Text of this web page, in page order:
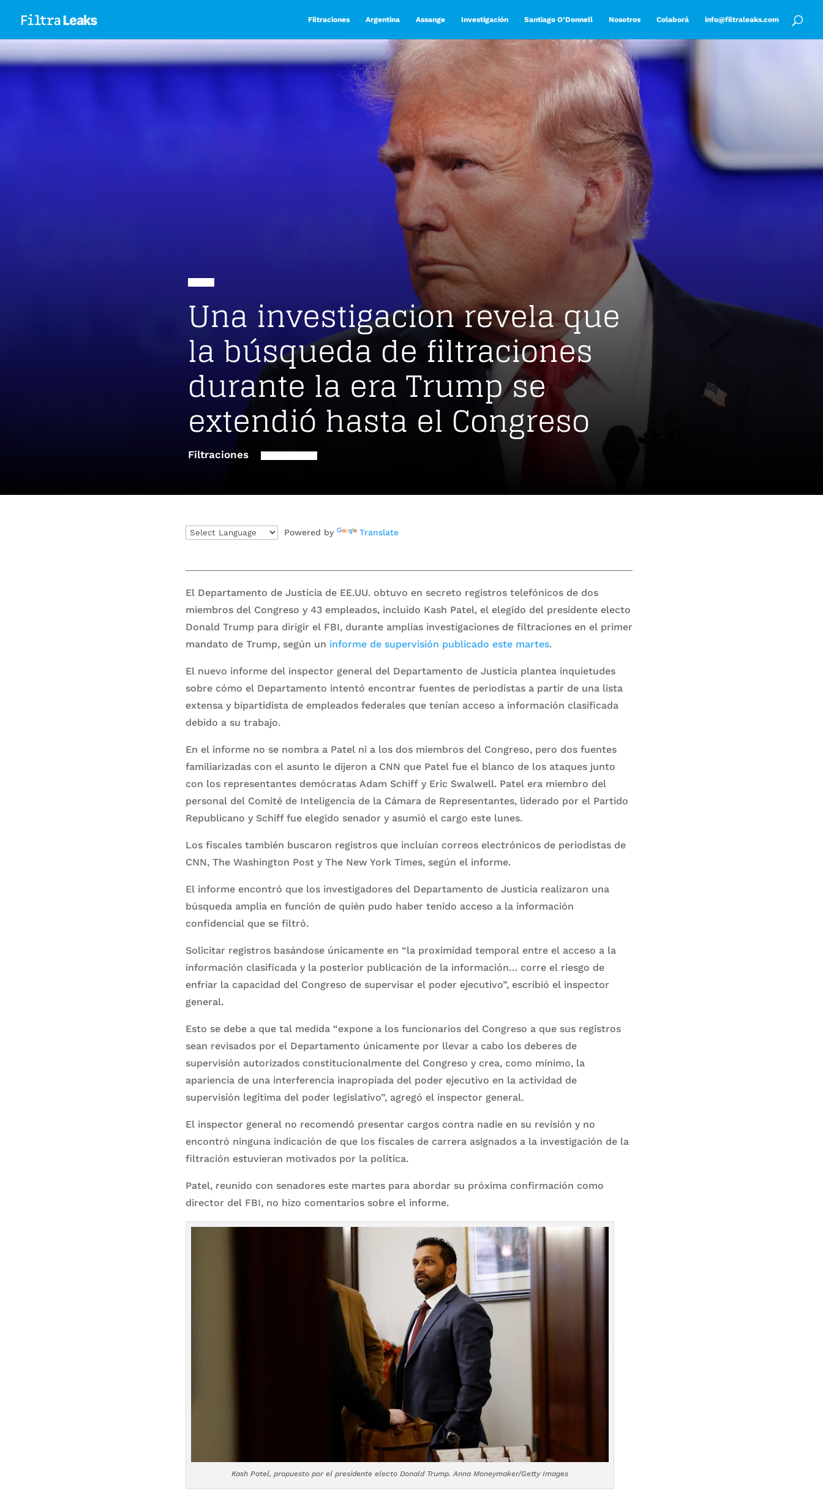
Filtraciones Argentina Assange Investigación Santiago O’Donnell Nosotros Colaborá info@filtraleaks.com
Una investigacion revela que
la búsqueda de filtraciones
durante la era Trump se
extendió hasta el Congreso
Filtraciones
Powered by Translate
El Departamento de Justicia de EE.UU. obtuvo en secreto registros telefónicos de dos
miembros del Congreso y 43 empleados, incluido Kash Patel, el elegido del presidente electo
Donald Trump para dirigir el FBI, durante amplias investigaciones de filtraciones en el primer
mandato de Trump, según un informe de supervisión publicado este martes.
El nuevo informe del inspector general del Departamento de Justicia plantea inquietudes
sobre cómo el Departamento intentó encontrar fuentes de periodistas a partir de una lista
extensa y bipartidista de empleados federales que tenían acceso a información clasificada
debido a su trabajo.
En el informe no se nombra a Patel ni a los dos miembros del Congreso, pero dos fuentes
familiarizadas con el asunto le dijeron a CNN que Patel fue el blanco de los ataques junto
con los representantes demócratas Adam Schiff y Eric Swalwell. Patel era miembro del
personal del Comité de Inteligencia de la Cámara de Representantes, liderado por el Partido
Republicano y Schiff fue elegido senador y asumió el cargo este lunes.
Los fiscales también buscaron registros que incluían correos electrónicos de periodistas de
CNN, The Washington Post y The New York Times, según el informe.
El informe encontró que los investigadores del Departamento de Justicia realizaron una
búsqueda amplia en función de quién pudo haber tenido acceso a la información
confidencial que se filtró.
Solicitar registros basándose únicamente en “la proximidad temporal entre el acceso a la
información clasificada y la posterior publicación de la información… corre el riesgo de
enfriar la capacidad del Congreso de supervisar el poder ejecutivo”, escribió el inspector
general.
Esto se debe a que tal medida “expone a los funcionarios del Congreso a que sus registros
sean revisados ​​por el Departamento únicamente por llevar a cabo los deberes de
supervisión autorizados constitucionalmente del Congreso y crea, como mínimo, la
apariencia de una interferencia inapropiada del poder ejecutivo en la actividad de
supervisión legítima del poder legislativo”, agregó el inspector general.
El inspector general no recomendó presentar cargos contra nadie en su revisión y no
encontró ninguna indicación de que los fiscales de carrera asignados a la investigación de la
filtración estuvieran motivados por la política.
Patel, reunido con senadores este martes para abordar su próxima confirmación como
director del FBI, no hizo comentarios sobre el informe.
Kash Patel, propuesto por el presidente electo Donald Trump. Anna Moneymaker/Getty Images